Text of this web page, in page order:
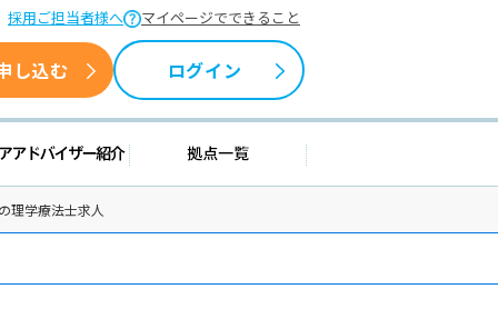
採用ご担当者様へ マイページでできること
し込む ログイン
情報 キャリアアドバイザー紹介拠点一覧
理学療法士求人